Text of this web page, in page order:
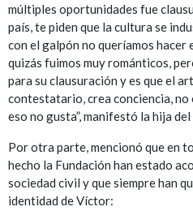
múltiples oportunidades fue
país, te piden que la cultura se
con el galpón no queríamos hacer
quizás fuimos muy románticos,
para su clausuración y es que el
contestatario, crea conciencia,
eso no gusta”, manifestó la hija
Por otra parte, mencionó que en
hecho la Fundación han estado
sociedad civil y que siempre han
identidad de Víctor: